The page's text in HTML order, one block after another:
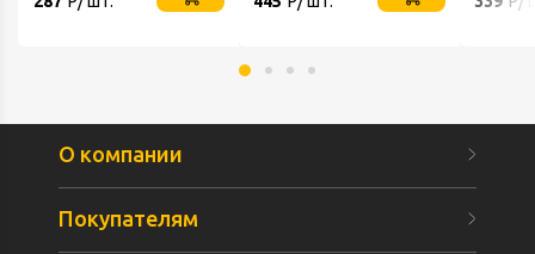
О компании
Покупателям